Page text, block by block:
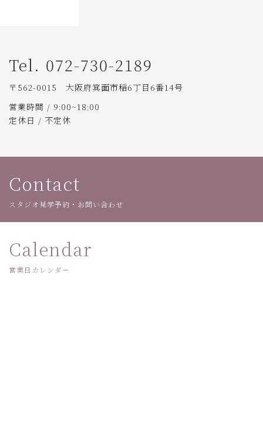
Tel. 072-730-2189
〒562-0015 大阪府箕面市稲6丁目6番14号
営業時間 / 9:00~18:00
定休日 / 不定休
Contact
スタジオ見学予約・お問い合わせ
Calendar
営業日カレンダー